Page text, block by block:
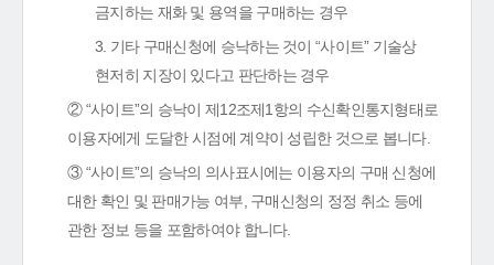
금지하는 재화 및 용역을 구매하는 경우
3. 기타 구매신청에 승낙하는 것이 “사이트” 기술상
현저히 지장이 있다고 판단하는 경우
② “사이트”의 승낙이 제12조제1항의 수신확인통지형태로
이용자에게 도달한 시점에 계약이 성립한 것으로 봅니다.
③ “사이트”의 승낙의 의사표시에는 이용자의 구매 신청에
대한 확인 및 판매가능 여부, 구매신청의 정정 취소 등에
관한 정보 등을 포함하여야 합니다.